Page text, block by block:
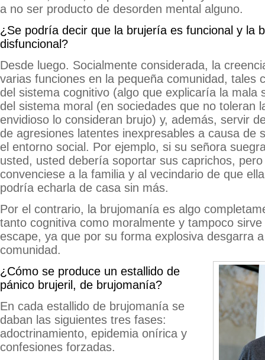
a no ser producto de desorden mental alguno.
¿Se podría decir que la brujería es funcional y la
disfuncional?
Desde luego. Socialmente considerada, la
varias funciones en la pequeña comunidad, tales
del sistema cognitivo (algo que explicaría la mala
del sistema moral (en sociedades que no toleran
envidioso lo consideran brujo) y, además, servir
de agresiones latentes inexpresables a causa de
el entorno social. Por ejemplo, si su señora
usted, usted debería soportar sus caprichos,
convenciese a la familia y al vecindario de que
podría echarla de casa sin más.
Por el contrario, la brujomanía es algo
tanto cognitiva como moralmente y tampoco
escape, ya que por su forma explosiva desgarra
comunidad.
¿Cómo se produce un estallido de
pánico brujeril, de brujomanía?
En cada estallido de brujomanía se
daban las siguientes tres fases:
adoctrinamiento, epidemia onírica y
confesiones forzadas.